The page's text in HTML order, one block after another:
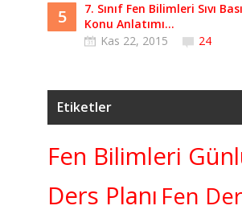
5
7. Sınıf Fen Bilimleri Sıvı
Konu Anlatımı...
Kas 22, 2015
24
Etiketler
Fen Bilimleri
Ders Planı Fen